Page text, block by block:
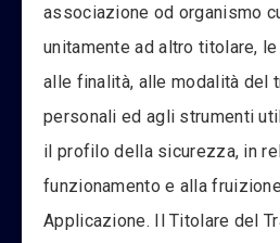
associazione od organismo
unitamente ad altro titolare,
alle finalità, alle modalità del
personali ed agli strumenti
il profilo della sicurezza, in
funzionamento e alla
Applicazione. Il Titolare del